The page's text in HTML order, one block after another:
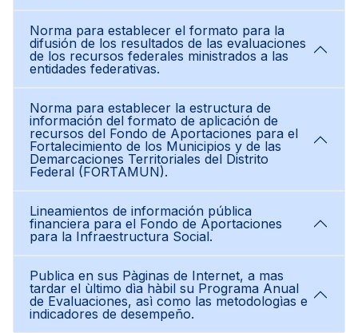
Norma para establecer el formato para la
difusión de los resultados de las evaluaciones
de los recursos federales ministrados a las
entidades federativas.
Norma para establecer la estructura de
información del formato de aplicación de
recursos del Fondo de Aportaciones para el
Fortalecimiento de los Municipios y de las
Demarcaciones Territoriales del Distrito
Federal (FORTAMUN).
Lineamientos de información pública
financiera para el Fondo de Aportaciones
para la Infraestructura Social.
Publica en sus Pàginas de Internet, a mas
tardar el ùltimo dìa hàbil su Programa Anual
de Evaluaciones, asì como las metodologìas e
indicadores de desempeño.